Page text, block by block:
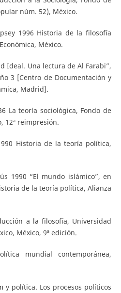
núm. 52), México.
1996 Historia de la filosofía
México.
Ideal. Una lectura de Al Farabi”,
3 [Centro de Documentación y
Madrid].
La teoría sociológica, Fondo de
12ª reimpresión.
Historia de la teoría política,
1990 “El mundo islámico”, en
de la teoría política, Alianza
a la filosofía, Universidad
México, 9ª edición.
mundial contemporánea,
y política. Los procesos políticos